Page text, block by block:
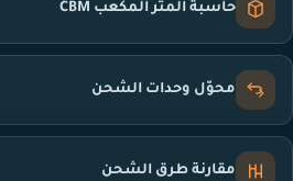
حاسبة المتر المكعب CBM
محوّل وحدات الشحن
مقارنة طرق الشحن